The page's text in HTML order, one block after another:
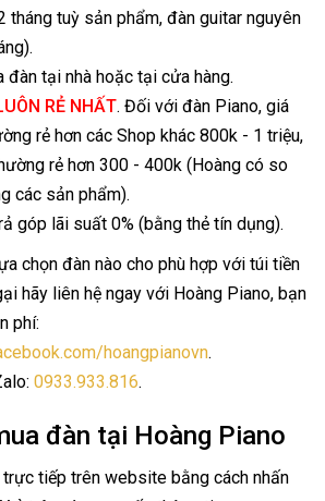
tháng tuỳ sản phẩm, đàn guitar nguyên
đàn tại nhà hoặc tại cửa hàng.
RẺ NHẤT. Đối với đàn Piano, giá
rẻ hơn các Shop khác 800k - 1 triệu,
rẻ hơn 300 - 400k (Hoàng có so
các sản phẩm).
góp lãi suất 0% (bằng thẻ tín dụng).
chọn đàn nào cho phù hợp với túi tiền
hãy liên hệ ngay với Hoàng Piano, bạn
phí:
hoangpianovn.
0933.933.816.
đàn tại Hoàng Piano
trực tiếp trên website bằng cách nhấn